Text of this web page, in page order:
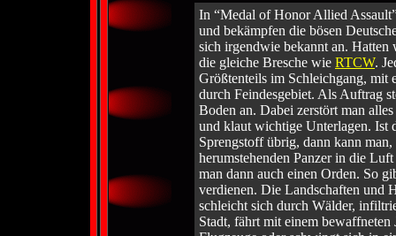
In “Medal of Honor Allied
und bekämpfen die bösen
sich irgendwie bekannt an.
die gleiche Bresche wie RTCW.
Größtenteils im Schleichgang, mit
durch Feindesgebiet. Als Auftrag
Boden an. Dabei zerstört man
und klaut wichtige Unterlagen. Ist
Sprengstoff übrig, dann kann
herumstehenden Panzer in die
man dann auch einen Orden. So
verdienen. Die Landschaften und
schleicht sich durch Wälder,
Stadt, fährt mit einem